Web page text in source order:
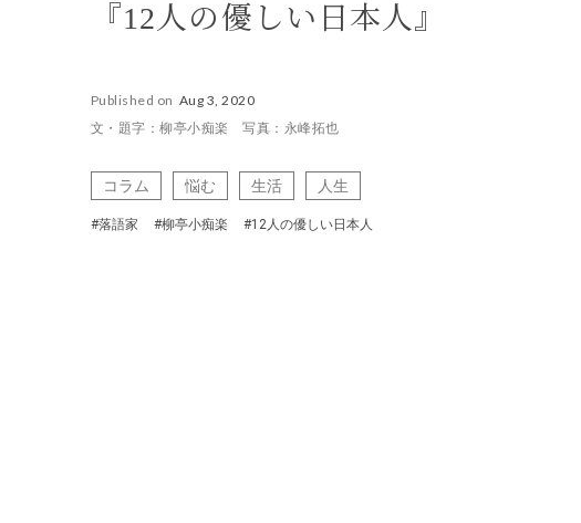
『12人の優しい日本人』
Published on Aug 3, 2020
文・題字：柳亭小痴楽 写真：永峰拓也
コラム 悩む 生活 人生
#落語家 #柳亭小痴楽 #12人の優しい日本人